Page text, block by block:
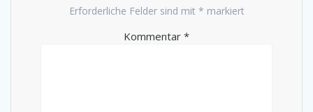
Erforderliche Felder sind mit * markiert
Kommentar *